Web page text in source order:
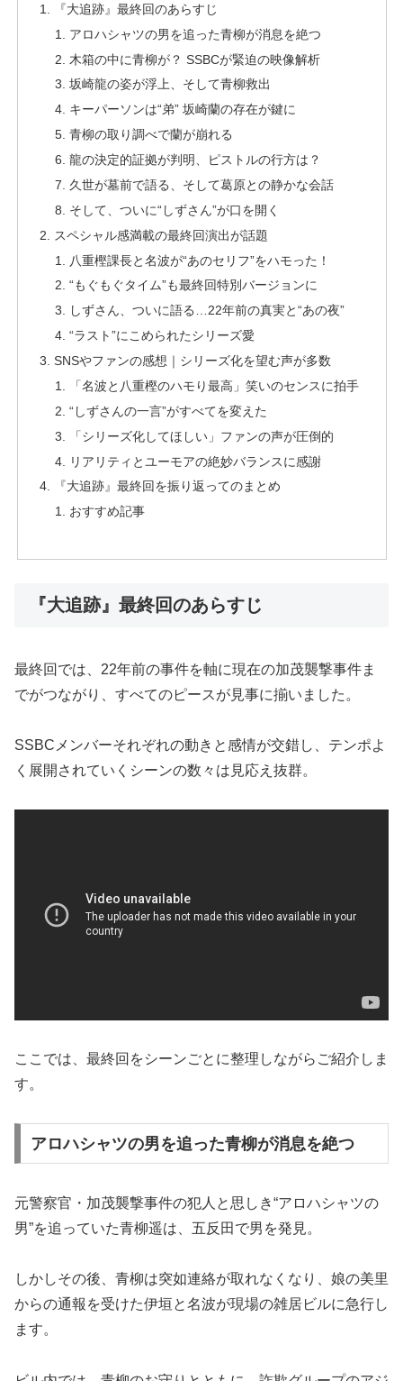
『大追跡』最終回のあらすじ
アロハシャツの男を追った青柳が消息を絶つ
木箱の中に青柳が？ SSBCが緊迫の映像解析
坂崎龍の姿が浮上、そして青柳救出
キーパーソンは“弟” 坂崎蘭の存在が鍵に
青柳の取り調べで蘭が崩れる
龍の決定的証拠が判明、ピストルの行方は？
久世が墓前で語る、そして葛原との静かな会話
そして、ついに“しずさん”が口を開く
スペシャル感満載の最終回演出が話題
八重樫課長と名波が“あのセリフ”をハモった！
“もぐもぐタイム”も最終回特別バージョンに
しずさん、ついに語る…22年前の真実と“あの夜”
“ラスト”にこめられたシリーズ愛
SNSやファンの感想｜シリーズ化を望む声が多数
「名波と八重樫のハモり最高」笑いのセンスに拍手
“しずさんの一言”がすべてを変えた
「シリーズ化してほしい」ファンの声が圧倒的
リアリティとユーモアの絶妙バランスに感謝
『大追跡』最終回を振り返ってのまとめ
おすすめ記事
『大追跡』最終回のあらすじ
最終回では、22年前の事件を軸に現在の加茂襲撃事件ま
でがつながり、すべてのピースが見事に揃いました。
SSBCメンバーそれぞれの動きと感情が交錯し、テンポよ
く展開されていくシーンの数々は見応え抜群。
ここでは、最終回をシーンごとに整理しながらご紹介しま
す。
アロハシャツの男を追った青柳が消息を絶つ
元警察官・加茂襲撃事件の犯人と思しき“アロハシャツの
男”を追っていた青柳遥は、五反田で男を発見。
しかしその後、青柳は突如連絡が取れなくなり、娘の美里
からの通報を受けた伊垣と名波が現場の雑居ビルに急行し
ます。